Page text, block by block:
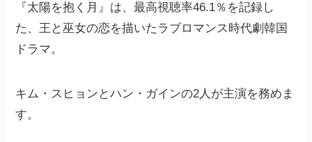
『太陽を抱く月』は、最高視聴率46.1％を記録し
た、王と巫女の恋を描いたラブロマンス時代劇韓国
ドラマ。
キム・スヒョンとハン・ガインの2人が主演を務めま
す。